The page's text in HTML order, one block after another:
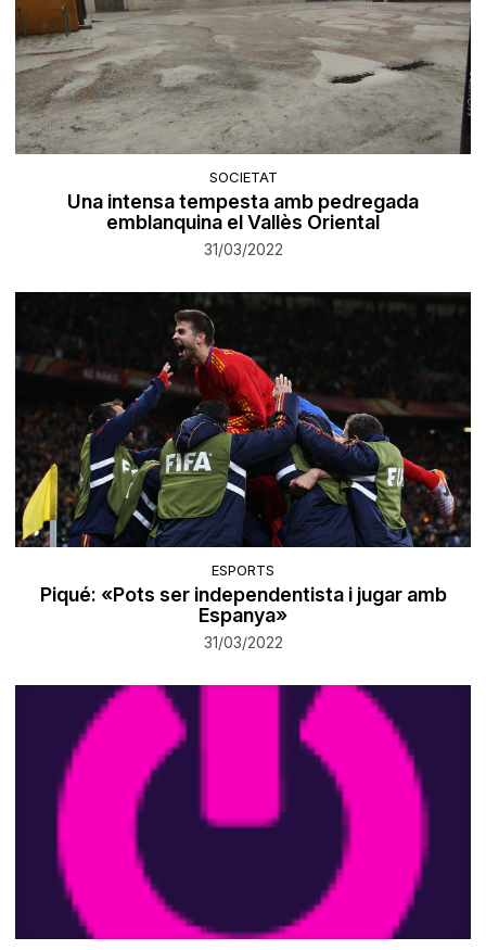
SOCIETAT
Una intensa tempesta amb pedregada
emblanquina el Vallès Oriental
31/03/2022
ESPORTS
Piqué: «Pots ser independentista i jugar amb
Espanya»
31/03/2022